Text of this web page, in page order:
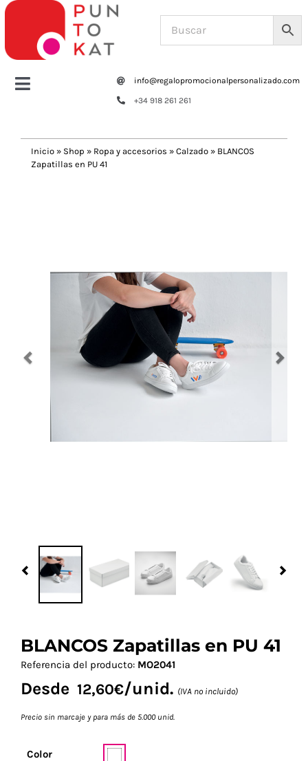
Saltar
contenido
Toggle
Tazas y botellas
Navidad 🎄 Invierno
Más Regalos
info@regalopromocionalpersonalizado.com
+34 918 261 261
Inicio » Shop » Ropa y accesorios » Calzado » BLANCOS
Zapatillas en PU 41
Previous
BLANCOS Zapatillas en PU 41
Referencia del producto: MO2041
Desde 12,60€/unid. (IVA no incluido)
Precio sin marcaje y para más de 5.000 unid.
Color